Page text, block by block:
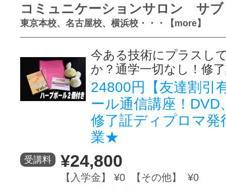
コミュニケーションサロン サブ
東京本校、名古屋校、横浜校・・・【more】
今ある技術にプラスし
か？通学一切なし！修
24800円【友達割引
ール通信講座！
修了証ディプロマ
業★
受講料 ¥24,800
【入学金】 ¥0 【その他】 ¥0